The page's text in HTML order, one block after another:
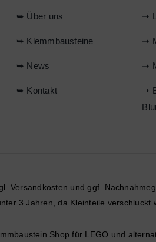
➥ Über uns
➥ Klemmbausteine
➥ News
➥ Kontakt
➝
➝
➝
➝
Versandkosten und ggf.
3 Jahren, da Kleinteile verschluckt
Shop für LEGO und